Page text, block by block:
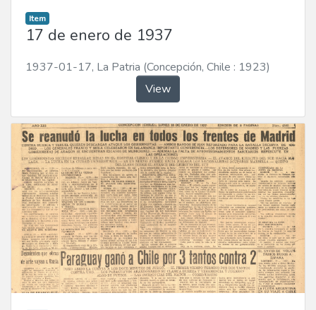
Item
17 de enero de 1937
1937-01-17, La Patria (Concepción, Chile : 1923)
View